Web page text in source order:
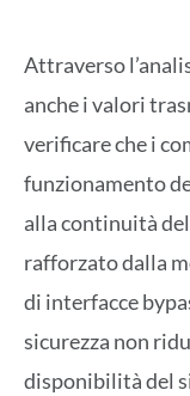
Attraverso
anche i valori
verificare che i
funzionamento
alla continuità
rafforzato dalla
di interfacce
sicurezza non
disponibilità del